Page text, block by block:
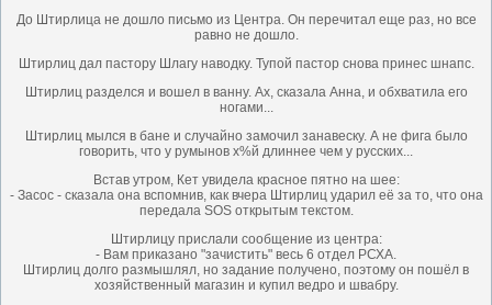
До Штирлица не дошло письмо из Центра. Он перечитал еще раз, но все
равно не дошло.
Штирлиц дал пастору Шлагу наводку. Тупой пастор снова принес шнапс.
Штирлиц разделся и вошел в ванну. Ах, сказала Анна, и обхватила его
ногами...
Штирлиц мылся в бане и случайно замочил занавеску. А не фига было
говорить, что у румынов х%й длиннее чем у русских...
Встав утром, Кет увидела красное пятно на шее:
- Засос - сказала она вспомнив, как вчера Штирлиц ударил её за то, что она
передала SOS открытым текстом.
Штирлицу прислали сообщение из центра:
- Вам приказано "зачистить" весь 6 отдел РСХА.
Штирлиц долго размышлял, но задание получено, поэтому он пошёл в
хозяйственный магазин и купил ведро и швабру.